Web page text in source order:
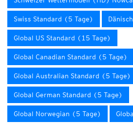
Swiss Standard (5 Tage)
Global US Standard (15 Tage)
Global Canadian Standard (5 Tage)
Global Australian Standard (5 Tage)
Global German Standard (5 Tage)
Global Norwegian (5 Tage)